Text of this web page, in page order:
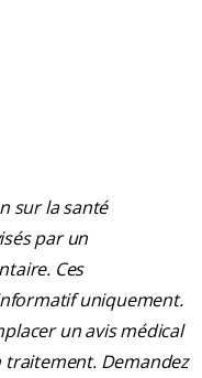
sur la santé
par un
Ces
uniquement.
un avis médical
Demandez